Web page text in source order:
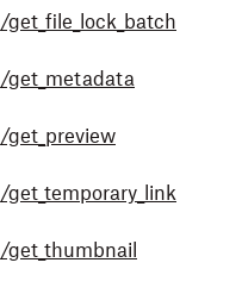
/get_file_lock_batch
/get_metadata
/get_preview
/get_temporary_link
/get_thumbnail